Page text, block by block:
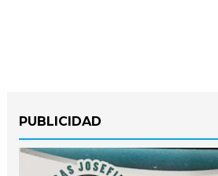
PUBLICIDAD